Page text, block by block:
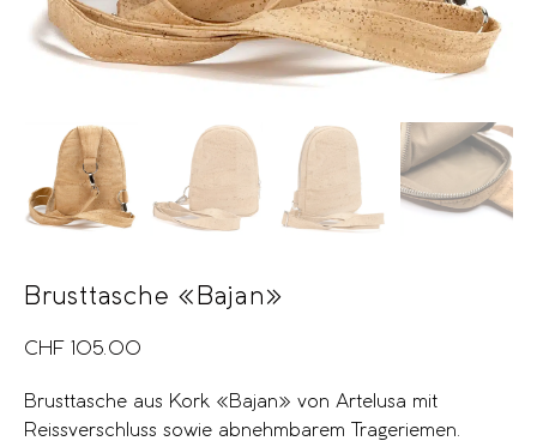
Brusttasche «Bajan»
CHF 105.00
Brusttasche aus Kork «Bajan» von Artelusa mit
Reissverschluss sowie abnehmbarem Trageriemen.